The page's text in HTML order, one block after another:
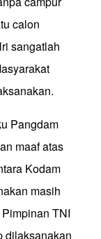
calon
sangatlah
Pangdam
maaf atas
Kodam
masih
TNI
dilaksanakan